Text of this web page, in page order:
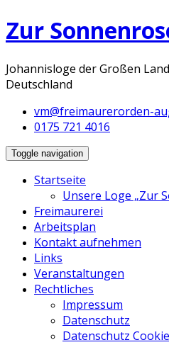
Zur
Johannisloge der Großen
Deutschland
vm@freimaurerorden-
0175 721 4016
Toggle navigation
Startseite
Unsere Loge „Zur
Freimaurerei
Arbeitsplan
Kontakt aufnehmen
Links
Veranstaltungen
Rechtliches
Impressum
Datenschutz
Datenschutz